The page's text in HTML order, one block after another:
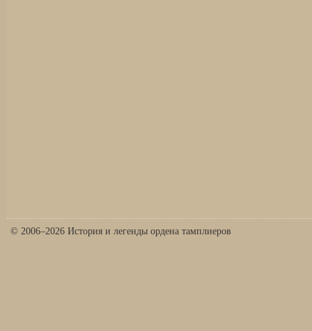
© 2006–2026 История и легенды ордена тамплиеров